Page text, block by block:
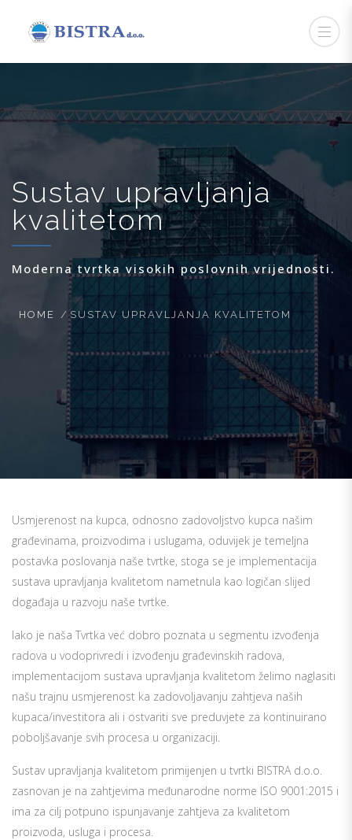
Sustav upravljanja
kvalitetom
Moderna tvrtka visokih poslovnih vrijednosti.
HOME SUSTAV UPRAVLJANJA KVALITETOM
Usmjerenost na kupca, odnosno zadovoljstvo kupca našim
građevinama, proizvodima i uslugama, oduvijek je temeljna
postavka poslovanja naše tvrtke, stoga se je implementacija
sustava upravljanja kvalitetom nametnula kao logičan slijed
događaja u razvoju naše tvrtke.
Iako je naša Tvrtka već dobro poznata u segmentu izvođenja
radova u vodoprivredi i izvođenju građevinskih radova,
implementacijom sustava upravljanja kvalitetom želimo naglasiti
našu trajnu usmjerenost ka zadovoljavanju zahtjeva naših
kupaca/investitora ali i ostvariti sve preduvjete za kontinuirano
poboljšavanje svih procesa u organizaciji.
Sustav upravljanja kvalitetom primijenjen u tvrtki BISTRA d.o.o.
zasnovan je na zahtjevima međunarodne norme ISO 9001:2015 i
ima za cilj potpuno ispunjavanje zahtjeva za kvalitetom
proizvoda, usluga i procesa.